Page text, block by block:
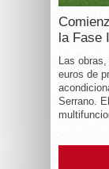
la Fase
Las
euros de
Serrano.